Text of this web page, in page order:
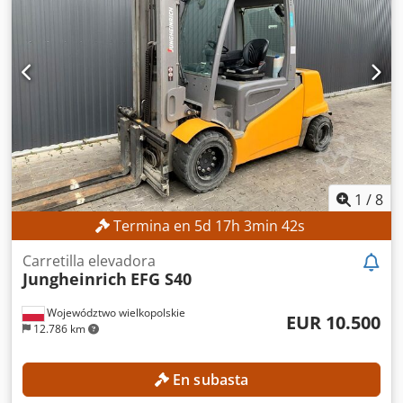
DETALLES TÉCNICOS Codpfx Aozrlv Ejigoha Altura de
elevación: 4.700 mm Altura total: 2.125 mm Elevación libre:
1.535 mm DETALLES DE LA MÁQUINA Tipo de mástil: mástil
tríplex con elevación libre Voltaje de la batería: 48 V
Capacidad de la batería: 500 Ah Horas de funcionamiento:
17.268 h EQUIPAMIENTO Desplazador lateral Batería
Cargador Referencia externa: SL12191SP
1 /8
Termina en 5d 17h 3min 40s
Województwo wielkopolskie
12.786 km
Carretilla elevadora
Jungheinrich EFG S40
EUR 10.500
En subasta